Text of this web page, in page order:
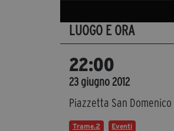
LUOGO E ORA
22:00
23 giugno 2012
Piazzetta San Domenico
Trame.2 Eventi